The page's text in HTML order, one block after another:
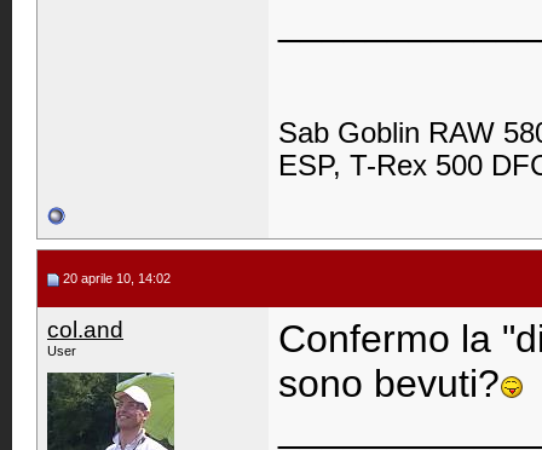
Sab Goblin RAW
ESP, T-Rex 500
20 aprile 10, 14:02
col.and
User
Confermo la
sono bevuti?